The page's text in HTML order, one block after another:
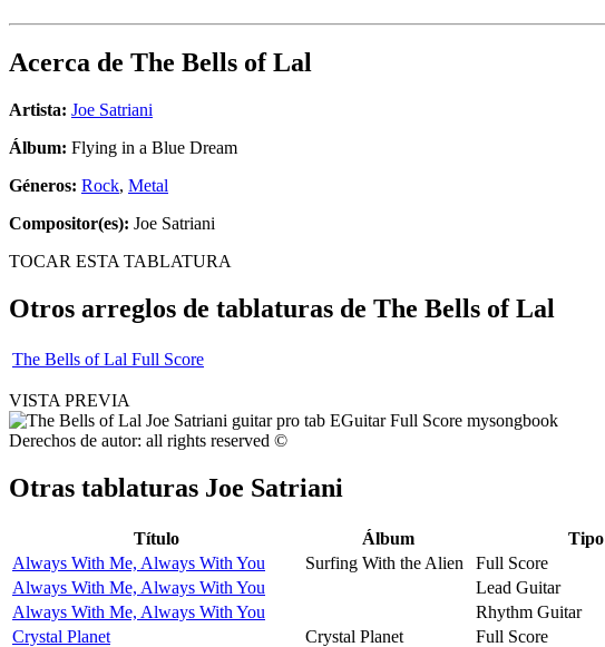
Acerca de The Bells of Lal
Artista: Joe Satriani
Álbum: Flying in a Blue Dream
Géneros: Rock, Metal
Compositor(es): Joe Satriani
TOCAR ESTA TABLATURA
Otros arreglos de tablaturas de The Bells of Lal
The Bells of Lal Full Score
VISTA PREVIA
Derechos de autor: all rights reserved ©
Otras tablaturas Joe Satriani
Título Álbum
Tipo
Always With Me, Always With You
Surfing With the Alien
Full Score
Always With Me, Always With You
Lead Guitar
Always With Me, Always With You
Rhythm Guitar
Crystal Planet
Crystal Planet
Full Score